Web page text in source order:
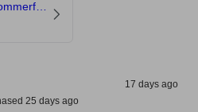
17 days ago
25 days ago